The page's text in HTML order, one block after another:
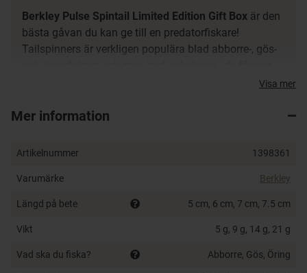
Berkley Pulse Spintail Limited Edition Gift Box är den
bästa gåvan du kan ge till en predatorfiskare!
Tailspinners är verkligen populära blad abborre-, gös-
Spintail för att täcka varje situation du kommer att
Lådan innehåller:
1 st Berkley Pulse Spintail 5 g
2 st Berkley Pulse Spintail 9 g
Visa mer
Mer information
Artikelnummer 1398361
Varumärke Berkley
Längd på bete 5 cm, 6 cm, 7 cm, 7.5 cm
Vikt 5 g, 9 g, 14 g, 21 g
Vad ska du fiska? Abborre, Gös, Öring